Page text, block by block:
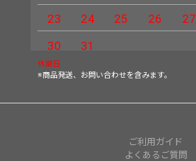
23
24 25 26 27
30
31
休業日
※商品発送、お問い合わせを含みます。
ご利用ガイド
よくあるご質問